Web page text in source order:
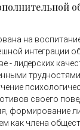
на
интеграции
- лидерских
трудностями
своего
формирование
как члена